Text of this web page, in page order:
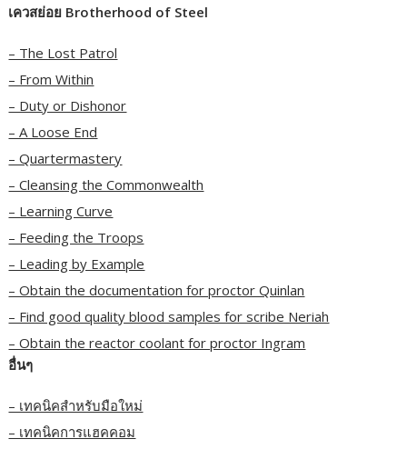
เควสย่อย Brotherhood of Steel
– The Lost Patrol
– From Within
– Duty or Dishonor
– A Loose End
– Quartermastery
– Cleansing the Commonwealth
– Learning Curve
– Feeding the Troops
– Leading by Example
– Obtain the documentation for proctor Quinlan
– Find good quality blood samples for scribe Neriah
– Obtain the reactor coolant for proctor Ingram
อื่นๆ
– เทคนิคสำหรับมือใหม่
– เทคนิคการแฮคคอม